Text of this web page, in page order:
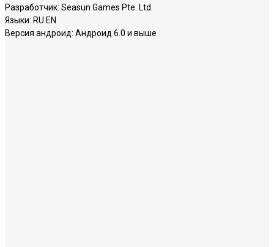
Разработчик: Seasun Games Pte. Ltd.
Языки: RU EN
Версия андроид: Андроид 6.0 и выше